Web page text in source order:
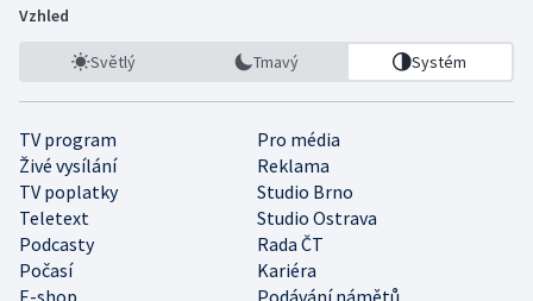
Vzhled
Světlý Tmavý Systém
TV program
Pro média
Živé vysílání
Reklama
TV poplatky
Studio Brno
Teletext
Studio Ostrava
Podcasty
Rada ČT
Počasí
Kariéra
E-shop
Podávání námětů